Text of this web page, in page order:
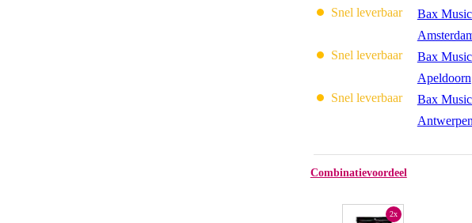
Snel leverbaar
Bax
Snel leverbaar
Bax
Apeldoorn
Snel leverbaar
Bax
Antwerpen
Combinatievoordeel
2x